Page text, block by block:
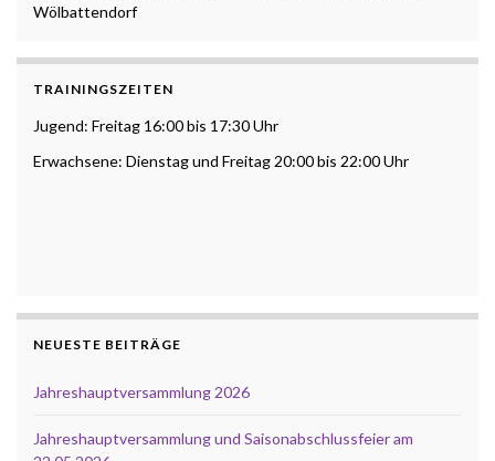
Wölbattendorf
TRAININGSZEITEN
Jugend: Freitag 16:00 bis 17:30 Uhr
Erwachsene: Dienstag und Freitag 20:00 bis 22:00 Uhr
NEUESTE BEITRÄGE
Jahreshauptversammlung 2026
Jahreshauptversammlung und Saisonabschlussfeier am